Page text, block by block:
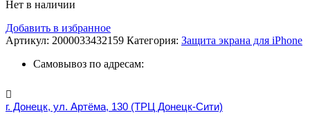
Нет в наличии
Добавить в избранное
Артикул: 2000033432159 Категория: Защита экрана для iPhone
Самовывоз по адресам:
г. Донецк, ул. Артёма, 130 (ТРЦ Донецк-Сити)